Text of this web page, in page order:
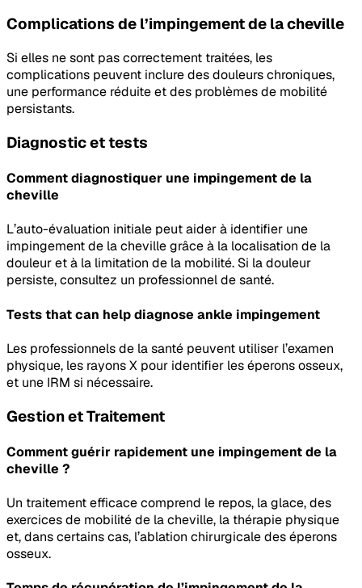
Complications de l’impingement de la cheville
Si elles ne sont pas correctement traitées, les
complications peuvent inclure des douleurs chroniques,
une performance réduite et des problèmes de mobilité
persistants.
Diagnostic et tests
Comment diagnostiquer une impingement de la
cheville
L’auto-évaluation initiale peut aider à identifier une
impingement de la cheville grâce à la localisation de la
douleur et à la limitation de la mobilité. Si la douleur
persiste, consultez un professionnel de santé.
Tests that can help diagnose ankle impingement
Les professionnels de la santé peuvent utiliser l’examen
physique, les rayons X pour identifier les éperons osseux,
et une IRM si nécessaire.
Gestion et Traitement
Comment guérir rapidement une impingement de la
cheville ?
Un traitement efficace comprend le repos, la glace, des
exercices de mobilité de la cheville, la thérapie physique
et, dans certains cas, l’ablation chirurgicale des éperons
osseux.